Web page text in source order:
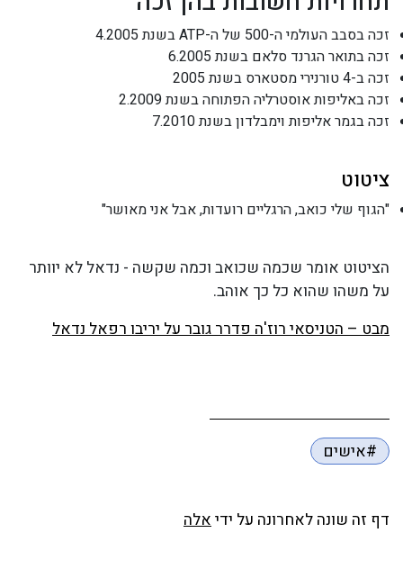
זכה בסבב העולמי ה-500 של ה-ATP בשנת 4.2005
זכה בתואר הגרנד סלאם בשנת 6.2005
זכה ב-4 טורנירי מסטארס בשנת 2005
זכה באליפות אוסטרליה הפתוחה בשנת 2.2009
זכה בגמר אליפות וימבלדון בשנת 7.2010
ציטוט
"הגוף שלי כואב, הרגליים רועדות, אבל אני מאושר"
הציטוט אומר שכמה שכואב וכמה שקשה - נדאל לא יוותר
על משהו שהוא כל כך אוהב.
מבט – הטניסאי רוז'ה פדרר גובר על יריבו רפאל נדאל
#אישים
דף זה שונה לאחרונה על ידיאלה